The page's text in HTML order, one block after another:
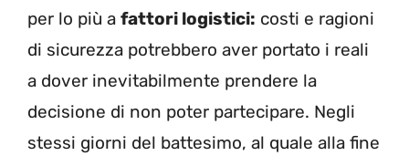
per lo più a fattori logistici: costi e ragioni
di sicurezza potrebbero aver portato i reali
a dover inevitabilmente prendere la
decisione di non poter partecipare. Negli
stessi giorni del battesimo, al quale alla fine